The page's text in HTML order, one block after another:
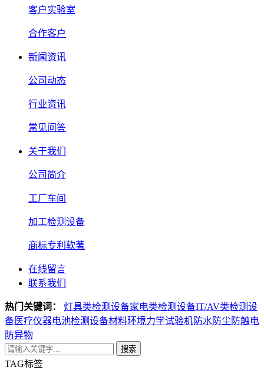
客户实验室
合作客户
新闻资讯
公司动态
行业资讯
常见问答
关于我们
公司简介
工厂车间
加工检测设备
商标专利软著
在线留言
联系我们
热门关键词： 灯具类检测设备家电类检测设备IT/AV类检测设
备医疗仪器电池检测设备材料环境力学试验机防水防尘防触电
防异物
搜索
TAG标签